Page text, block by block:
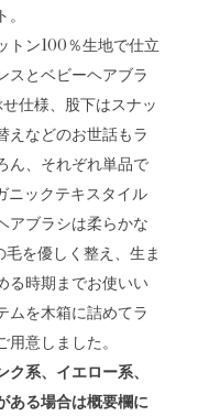
トン100％生地で仕立
スとベビーヘアブラ
仕様、股下はスナッ
えなどのお世話もラ
ん、それぞれ単品で
ニックテキスタイル
アブラシは柔らかな
を優しく整え、生ま
る時期までお使いい
ムを木箱に詰めてラ
意しました。
系、イエロー系、
ある場合は概要欄に